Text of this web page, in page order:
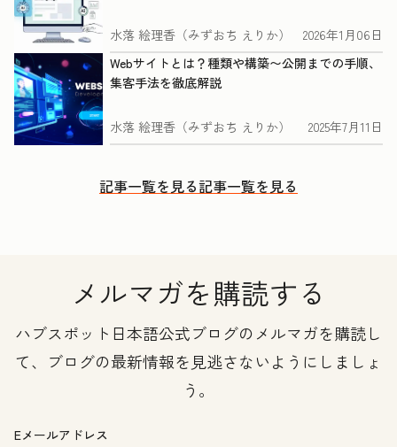
水落 絵理香（みずおち えりか）
2026年1月06日
Webサイトとは？種類や構築〜公開までの手順、
集客手法を徹底解説
水落 絵理香（みずおち えりか） 2025年7月11日
記事一覧を見る記事一覧を見る
メルマガを購読する
ハブスポット日本語公式ブログのメルマガを購読し
て、ブログの最新情報を見逃さないようにしましょ
う。
Eメールアドレス